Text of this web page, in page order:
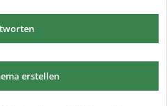
erstellen